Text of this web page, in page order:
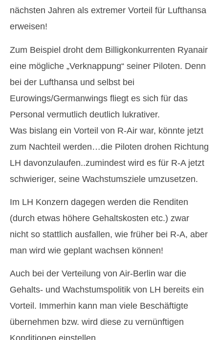
nächsten Jahren als extremer Vorteil für Lufthansa
erweisen!
Zum Beispiel droht dem Billigkonkurrenten Ryanair
eine mögliche „Verknappung“ seiner Piloten. Denn
bei der Lufthansa und selbst bei
Eurowings/Germanwings fliegt es sich für das
Personal vermutlich deutlich lukrativer.
Was bislang ein Vorteil von R-Air war, könnte jetzt
zum Nachteil werden…die Piloten drohen Richtung
LH davonzulaufen..zumindest wird es für R-A jetzt
schwieriger, seine Wachstumsziele umzusetzen.
Im LH Konzern dagegen werden die Renditen
(durch etwas höhere Gehaltskosten etc.) zwar
nicht so stattlich ausfallen, wie früher bei R-A, aber
man wird wie geplant wachsen können!
Auch bei der Verteilung von Air-Berlin war die
Gehalts- und Wachstumspolitik von LH bereits ein
Vorteil. Immerhin kann man viele Beschäftigte
übernehmen bzw. wird diese zu vernünftigen